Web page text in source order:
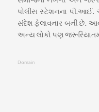
પોલીસ સ્ટેશનના પી.આઈ.
સંદેશ ફેલાવનાર બની છે.
અન્ય લોકો પણ
Domain